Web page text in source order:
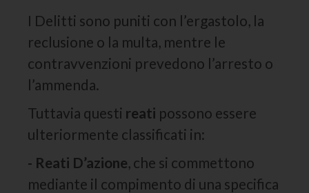
I Delitti sono puniti con l’ergastolo, la
reclusione o la multa, mentre le
contravvenzioni prevedono l’arresto o
l’ammenda.
Tuttavia questi reati possono essere
ulteriormente classificati in:
- Reati D’azione, che si commettono
mediante il compimento di una specifica